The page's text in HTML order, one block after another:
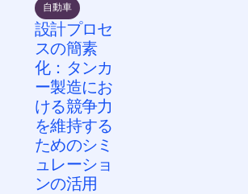
自動車
設計プロセ
スの簡素
化：タンカ
ー製造にお
ける競争力
を維持する
ためのシミ
ュレーショ
ンの活用